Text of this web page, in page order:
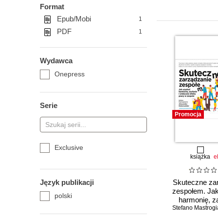
Format
Epub/Mobi
1
PDF 1
Wydawca
Onepress
Serie
Exclusive
Język publikacji
polski
Promocja
książka
Skuteczne
zespołem.
harmonię,
widoczne
Stefano